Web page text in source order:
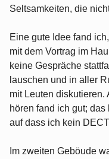
Seltsamkeiten, die
Eine gute Idee fand
mit dem Vortrag im
keine Gespräche
lauschen und in aller
mit Leuten diskutieren.
hören fand ich gut;
auf dass ich kein
Im zweiten Geböude